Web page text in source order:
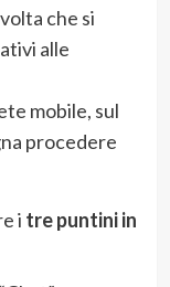
che si
alle
mobile, sul
procedere
i tre puntini in